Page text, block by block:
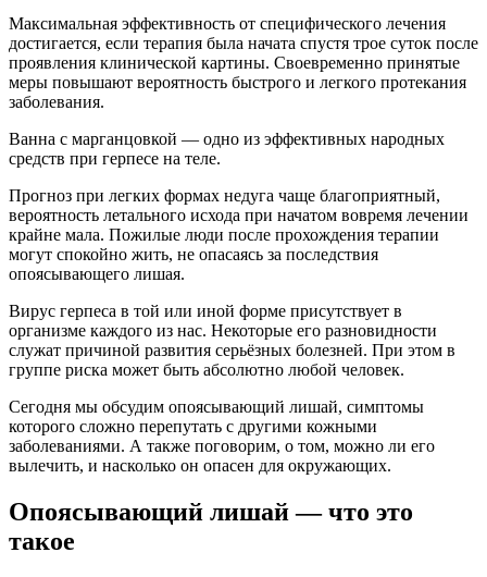
Максимальная эффективность от специфического лечения
достигается, если терапия была начата спустя трое суток после
проявления клинической картины. Своевременно принятые
меры повышают вероятность быстрого и легкого протекания
заболевания.
Ванна с марганцовкой — одно из эффективных народных
средств при герпесе на теле.
Прогноз при легких формах недуга чаще благоприятный,
вероятность летального исхода при начатом вовремя лечении
крайне мала. Пожилые люди после прохождения терапии
могут спокойно жить, не опасаясь за последствия
опоясывающего лишая.
Вирус герпеса в той или иной форме присутствует в
организме каждого из нас. Некоторые его разновидности
служат причиной развития серьёзных болезней. При этом в
группе риска может быть абсолютно любой человек.
Сегодня мы обсудим опоясывающий лишай, симптомы
которого сложно перепутать с другими кожными
заболеваниями. А также поговорим, о том, можно ли его
вылечить, и насколько он опасен для окружающих.
Опоясывающий лишай — что это
такое